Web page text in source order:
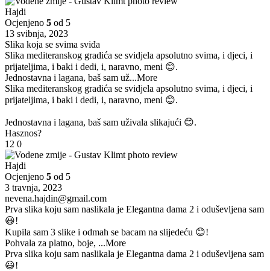
Hajdi
Ocjenjeno 5 od 5
13 svibnja, 2023
Slika koja se svima sviđa
Slika mediteranskog gradića se svidjela apsolutno svima, i djeci, i
prijateljima, i baki i dedi, i, naravno, meni 😊.
Jednostavna i lagana, baš sam už...More
Slika mediteranskog gradića se svidjela apsolutno svima, i djeci, i
prijateljima, i baki i dedi, i, naravno, meni 😊.
Jednostavna i lagana, baš sam uživala slikajući 😊.
Hasznos?
12 0
Hajdi
Ocjenjeno 5 od 5
3 travnja, 2023
nevena.hajdin@gmail.com
Prva slika koju sam naslikala je Elegantna dama 2 i oduševljena sam
😃!
Kupila sam 3 slike i odmah se bacam na slijedeću 😊!
Pohvala za platno, boje, ...More
Prva slika koju sam naslikala je Elegantna dama 2 i oduševljena sam
😃!